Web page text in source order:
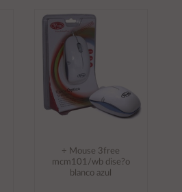
carrito
÷ Mouse 3free
mcm101/wb dise?o
blanco azul